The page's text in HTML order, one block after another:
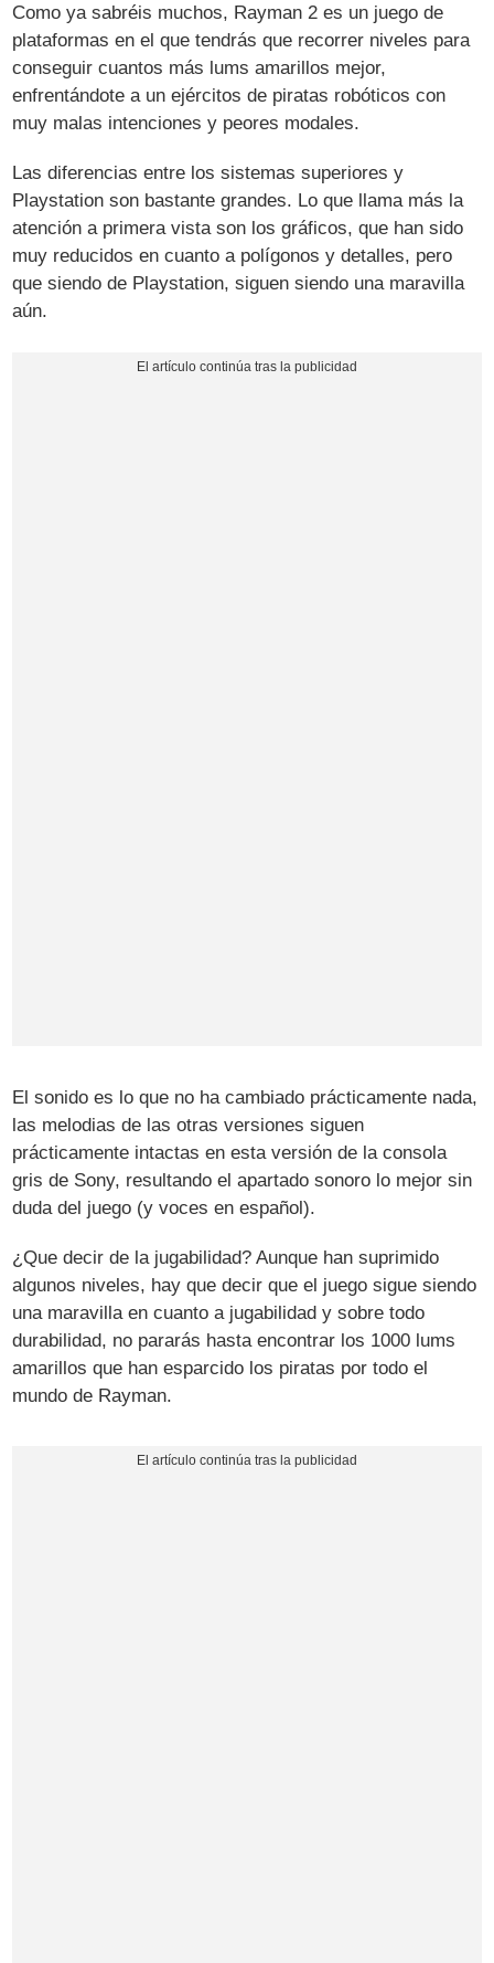
Como ya sabréis muchos, Rayman 2 es un juego de
plataformas en el que tendrás que recorrer niveles para
conseguir cuantos más lums amarillos mejor,
enfrentándote a un ejércitos de piratas robóticos con
muy malas intenciones y peores modales.
Las diferencias entre los sistemas superiores y
Playstation son bastante grandes. Lo que llama más la
atención a primera vista son los gráficos, que han sido
muy reducidos en cuanto a polígonos y detalles, pero
que siendo de Playstation, siguen siendo una maravilla
aún.
El sonido es lo que no ha cambiado prácticamente nada,
las melodias de las otras versiones siguen
prácticamente intactas en esta versión de la consola
gris de Sony, resultando el apartado sonoro lo mejor sin
duda del juego (y voces en español).
¿Que decir de la jugabilidad? Aunque han suprimido
algunos niveles, hay que decir que el juego sigue siendo
una maravilla en cuanto a jugabilidad y sobre todo
durabilidad, no pararás hasta encontrar los 1000 lums
amarillos que han esparcido los piratas por todo el
mundo de Rayman.